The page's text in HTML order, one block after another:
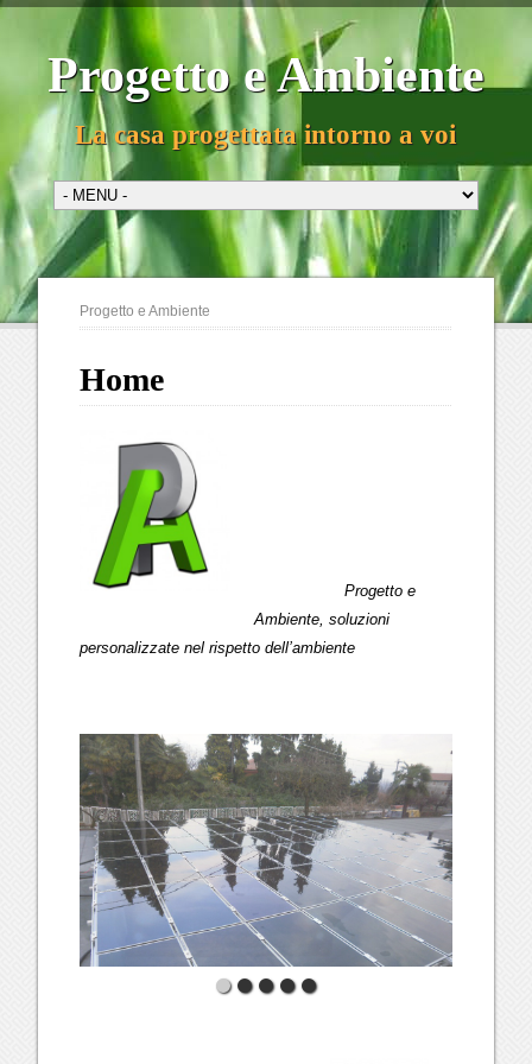
Progetto e Ambiente
La casa progettata intorno a voi
Progetto e Ambiente
Home
Progetto e
Ambiente, soluzioni
personalizzate nel rispetto dell’ambiente